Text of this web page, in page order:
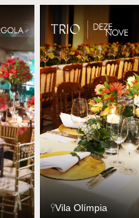
Vila Olímpia